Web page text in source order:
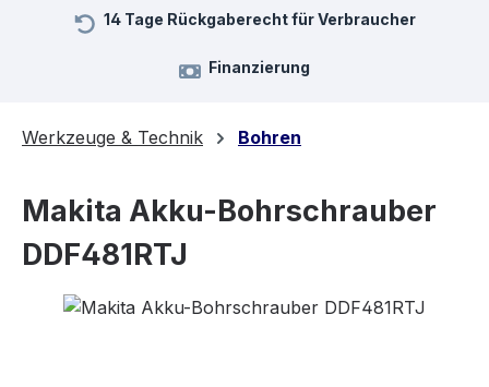
14 Tage Rückgaberecht für Verbraucher
Finanzierung
Werkzeuge & Technik Bohren
Makita Akku-Bohrschrauber
DDF481RTJ
Bildergalerie überspringen